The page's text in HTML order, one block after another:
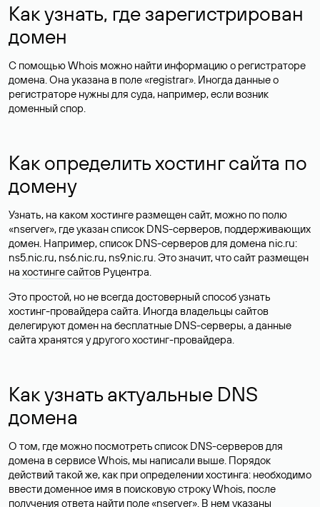
Как узнать, где зарегистрирован
домен
С помощью Whois можно найти информацию о регистраторе
домена. Она указана в поле «registrar». Иногда данные о
регистраторе нужны для суда, например, если возник
доменный спор.
Как определить хостинг сайта по
домену
Узнать, на каком хостинге размещен сайт, можно по полю
«nserver», где указан список DNS-серверов, поддерживающих
домен. Например, список DNS-серверов для домена nic.ru:
ns5.nic.ru, ns6.nic.ru, ns9.nic.ru. Это значит, что сайт размещен
на хостинге сайтов Руцентра.
Это простой, но не всегда достоверный способ узнать
хостинг-провайдера сайта. Иногда владельцы сайтов
делегируют домен на бесплатные DNS-серверы, а данные
сайта хранятся у другого хостинг-провайдера.
Как узнать актуальные DNS
домена
О том, где можно посмотреть список DNS-серверов для
домена в сервисе Whois, мы написали выше. Порядок
действий такой же, как при определении хостинга: необходимо
ввести доменное имя в поисковую строку Whois, после
получения ответа найти поле «nserver». В нем указаны